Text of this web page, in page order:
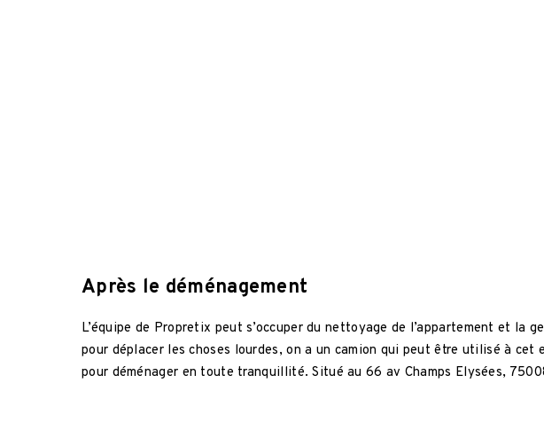
Après le déménagement
L’équipe de Propretix peut s’occuper du nettoyage de l’appartement et la
pour déplacer les choses lourdes, on a un camion qui peut être utilisé à
pour déménager en toute tranquillité. Situé au 66 av Champs Elysées,